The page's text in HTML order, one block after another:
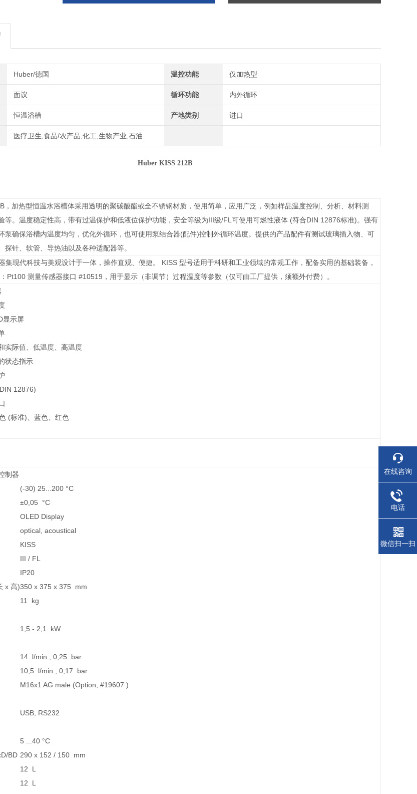
Huber/德国 温控功能 仅加热型
面议 循环功能 内外循环
恒温浴槽 产地类别 进口
医疗卫生,食品/农产品,化工,生物产业,石油
Huber KISS 212B
，加热型恒温水浴槽体采用透明的聚碳酸酯或全不锈钢材质，使用简单，应用广泛，例如样品温度控制、分析、材料测
等。温度稳定性高，带有过温保护和低液位保护功能，安全等级为III级/FL可使用可燃性液体 (符合DIN 12876标准)。强有
泵确保浴槽内温度均匀，优化外循环，也可使用泵结合器(配件)控制外循环温度。提供的产品配件有测试玻璃插入物、可
探针、软管、导热油以及各种适配器等。
集现代科技与美观设计于一体，操作直观、便捷。 KISS 型号适用于科研和工业领域的常规工作，配备实用的基础装备，
Pt100 测量传感器接口 #10519，用于显示（非调节）过程温度等参数（仅可由工厂提供，须额外付费）。
显示屏
实际值、低温度、高温度
状态指示
12876)
(标准)、蓝色、红色
制器
(-30) 25...200 °C
±0,05 °C
OLED Display
optical, acoustical
KISS
III / FL
IP20
x 高)350 x 375 x 375 mm
11 kg
1,5 - 2,1 kW
14 l/min ; 0,25 bar
10,5 l/min ; 0,17 bar
M16x1 AG male (Option, #19607 )
USB, RS232
5 ...40 °C
BD 290 x 152 / 150 mm
12 L
12 L
在线咨询
电话
微信扫一扫